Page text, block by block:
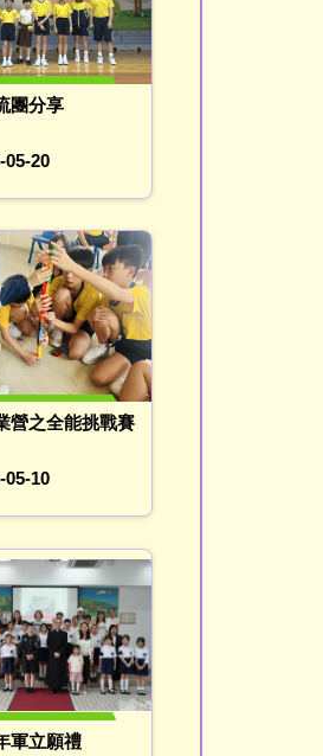
團分享
05-20
營之全能挑戰賽
05-10
軍立願禮